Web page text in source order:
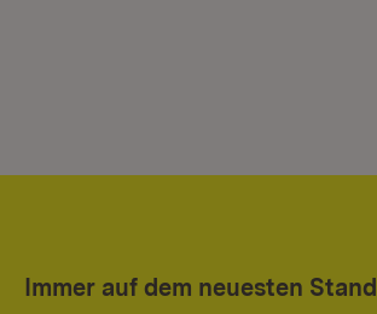
Immer auf dem neuesten Stand